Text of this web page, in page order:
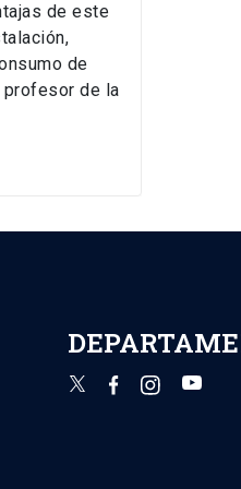
de este
de
profesor de la